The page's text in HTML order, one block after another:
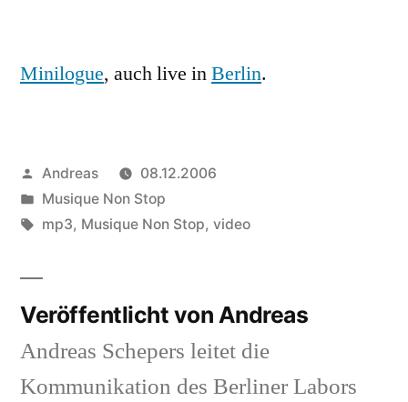
Minilogue, auch live inBerlin.
Veröffentlicht
von
Andreas
08.12.2006
Veröffentlicht
in
Musique Non Stop
Schlagwörter:
mp3, Musique Non Stop, video
Veröffentlicht von Andreas
Andreas Schepers leitet die
Kommunikation des Berliner Labors